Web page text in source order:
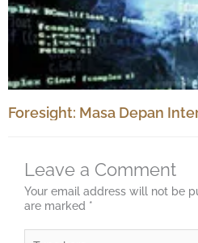
Foresight: Masa Depan
Leave a Comment
Your email address will not be
are marked *